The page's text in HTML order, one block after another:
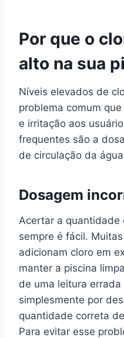
Por que o
alto na sua
Níveis elevados de
problema comum
e irritação aos
frequentes são a
de circulação da
Dosagem
Acertar a quantidade
sempre é fácil.
adicionam cloro em
manter a piscina
de uma leitura
simplesmente por
quantidade correta
Para evitar esse